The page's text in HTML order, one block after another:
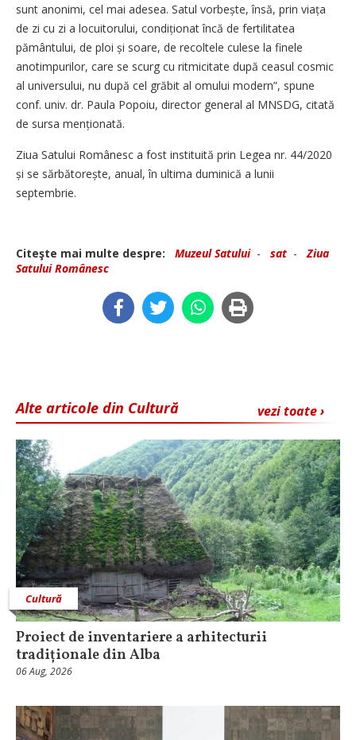
sunt anonimi, cel mai adesea. Satul vorbește, însă, prin viața
de zi cu zi a locuitorului, condiționat încă de fertilitatea
pământului, de ploi și soare, de recoltele culese la finele
anotimpurilor, care se scurg cu ritmicitate după ceasul cosmic
al universului, nu după cel grăbit al omului modern”, spune
conf. univ. dr. Paula Popoiu, director general al MNSDG, citată
de sursa menționată.
Ziua Satului Românesc a fost instituită prin Legea nr. 44/2020
și se sărbătorește, anual, în ultima duminică a lunii
septembrie.
Citeşte mai multe despre: Muzeul Satului- sat - Ziua
Satului Românesc
vezi toate ›
Alte articole din Cultură
Cultură
Proiect de inventariere a arhitecturii
tradiționale din Alba
06 Aug, 2026